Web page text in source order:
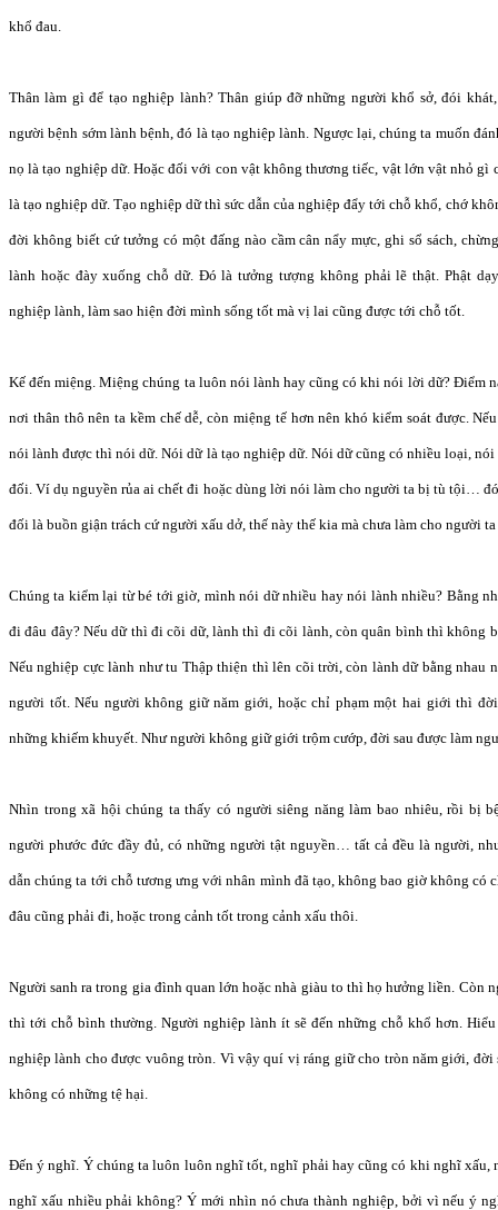
khổ đau.
Thân làm gì để tạo nghiệp lành? Thân giúp đỡ những người khổ sở, đói
người bệnh sớm lành bệnh, đó là tạo nghiệp lành. Ngược lại, chúng ta muốn
nọ là tạo nghiệp dữ. Hoặc đối với con vật không thương tiếc, vật lớn vật nhỏ gì
là tạo nghiệp dữ. Tạo nghiệp dữ thì sức dẫn của nghiệp đẩy tới chỗ khổ, chớ
đời không biết cứ tưởng có một đấng nào cầm cân nẩy mực, ghi sổ sách,
lành hoặc đày xuống chỗ dữ. Đó là tưởng tượng không phải lẽ thật. Phật
nghiệp lành, làm sao hiện đời mình sống tốt mà vị lai cũng được tới chỗ tốt.
Kế đến miệng. Miệng chúng ta luôn nói lành hay cũng có khi nói lời dữ? Điểm
nơi thân thô nên ta kềm chế dễ, còn miệng tế hơn nên khó kiểm soát được.
nói lành được thì nói dữ. Nói dữ là tạo nghiệp dữ. Nói dữ cũng có nhiều loại,
đối. Ví dụ nguyền rủa ai chết đi hoặc dùng lời nói làm cho người ta bị tù tội…
đối là buồn giận trách cứ người xấu dở, thế này thế kia mà chưa làm cho người
Chúng ta kiểm lại từ bé tới giờ, mình nói dữ nhiều hay nói lành nhiều? Bằng
đi đâu đây? Nếu dữ thì đi cõi dữ, lành thì đi cõi lành, còn quân bình thì không
Nếu nghiệp cực lành như tu Thập thiện thì lên cõi trời, còn lành dữ bằng nhau
người tốt. Nếu người không giữ năm giới, hoặc chỉ phạm một hai giới thì
những khiếm khuyết. Như người không giữ giới trộm cướp, đời sau được làm
Nhìn trong xã hội chúng ta thấy có người siêng năng làm bao nhiêu, rồi bị
người phước đức đầy đủ, có những người tật nguyền… tất cả đều là người,
dẫn chúng ta tới chỗ tương ưng với nhân mình đã tạo, không bao giờ không có
đâu cũng phải đi, hoặc trong cảnh tốt trong cảnh xấu thôi.
Người sanh ra trong gia đình quan lớn hoặc nhà giàu to thì họ hưởng liền. Còn
thì tới chỗ bình thường. Người nghiệp lành ít sẽ đến những chỗ khổ hơn.
nghiệp lành cho được vuông tròn. Vì vậy quí vị ráng giữ cho tròn năm giới, đời
không có những tệ hại.
Đến ý nghĩ. Ý chúng ta luôn luôn nghĩ tốt, nghĩ phải hay cũng có khi nghĩ
nghĩ xấu nhiều phải không? Ý mới nhìn nó chưa thành nghiệp, bởi vì nếu ý